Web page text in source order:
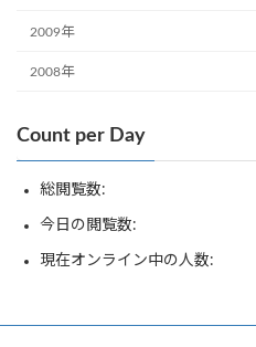
2009年
2008年
Count per Day
総閲覧数:
今日の閲覧数:
現在オンライン中の人数: